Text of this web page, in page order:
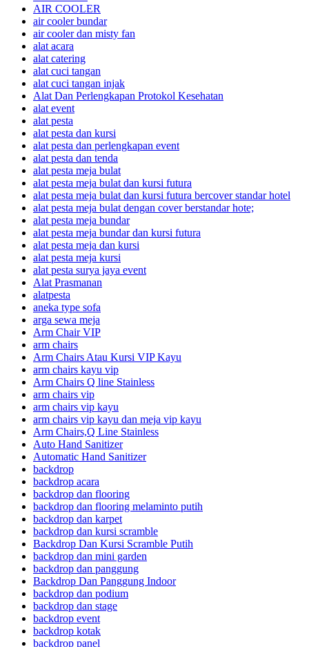
AIR COOLER
air cooler bundar
air cooler dan misty fan
alat acara
alat catering
alat cuci tangan
alat cuci tangan injak
Alat Dan Perlengkapan Protokol Kesehatan
alat event
alat pesta
alat pesta dan kursi
alat pesta dan perlengkapan event
alat pesta dan tenda
alat pesta meja bulat
alat pesta meja bulat dan kursi futura
alat pesta meja bulat dan kursi futura bercover standar hotel
alat pesta meja bulat dengan cover berstandar hote;
alat pesta meja bundar
alat pesta meja bundar dan kursi futura
alat pesta meja dan kursi
alat pesta meja kursi
alat pesta surya jaya event
Alat Prasmanan
alatpesta
aneka type sofa
arga sewa meja
Arm Chair VIP
arm chairs
Arm Chairs Atau Kursi VIP Kayu
arm chairs kayu vip
Arm Chairs Q line Stainless
arm chairs vip
arm chairs vip kayu
arm chairs vip kayu dan meja vip kayu
Arm Chairs,Q Line Stainless
Auto Hand Sanitizer
Automatic Hand Sanitizer
backdrop
backdrop acara
backdrop dan flooring
backdrop dan flooring melaminto putih
backdrop dan karpet
backdrop dan kursi scramble
Backdrop Dan Kursi Scramble Putih
backdrop dan mini garden
backdrop dan panggung
Backdrop Dan Panggung Indoor
backdrop dan podium
backdrop dan stage
backdrop event
backdrop kotak
backdrop panel